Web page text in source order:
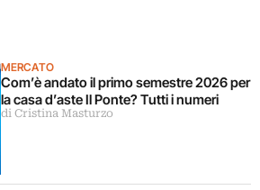
MERCATO
Com’è andato il primo semestre 2026 per
la casa d’aste Il Ponte? Tutti i numeri
di Cristina Masturzo